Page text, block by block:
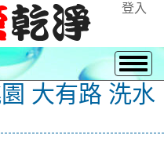
登入
大有路 洗水